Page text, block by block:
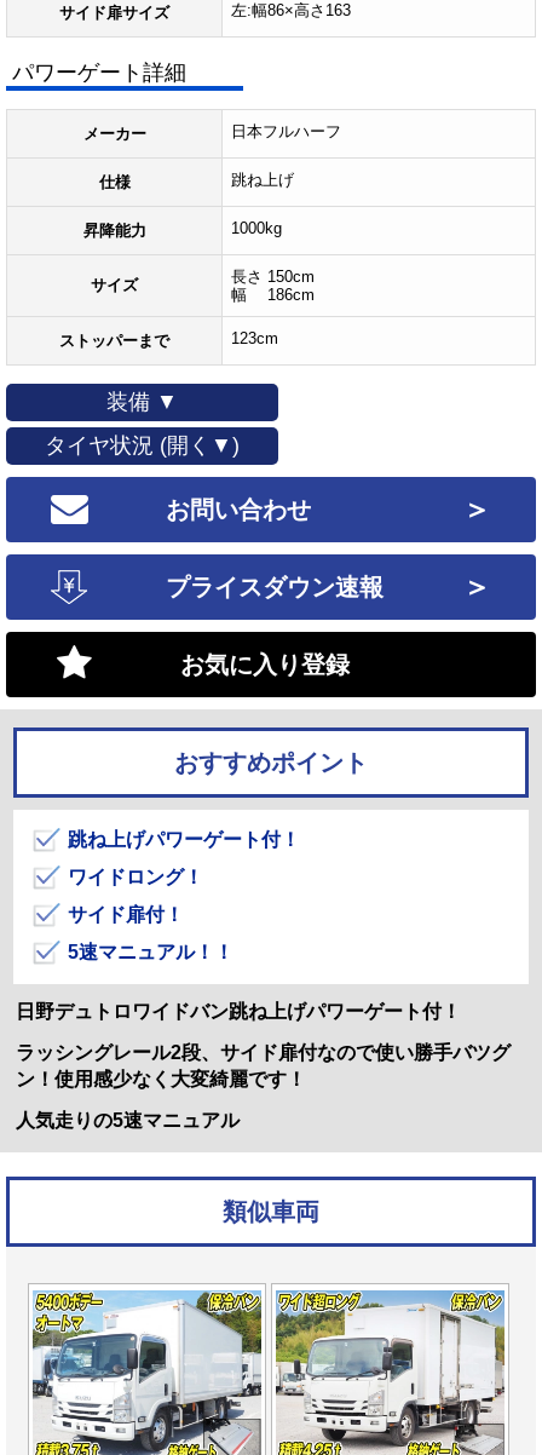
サイド扉サイズ 左:幅86×高さ163
パワーゲート詳細
メーカー 日本フルハーフ
仕様 跳ね上げ
昇降能力 1000kg
サイズ
長さ 150cm
幅 186cm
ストッパーまで 123cm
装備 ▼
タイヤ状況 (開く▼)
お問い合わせ ＞
プライスダウン速報 ＞
お気に入り登録
おすすめポイント
跳ね上げパワーゲート付！
ワイドロング！
サイド扉付！
5速マニュアル！！
日野デュトロワイドバン跳ね上げパワーゲート付！
ラッシングレール2段、サイド扉付なので使い勝手バツグ
ン！使用感少なく大変綺麗です！
人気走りの5速マニュアル
類似車両